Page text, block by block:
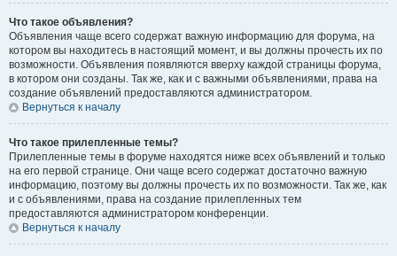
Что такое объявления?
Объявления чаще всего содержат важную информацию для форума, на
котором вы находитесь в настоящий момент, и вы должны прочесть их по
возможности. Объявления появляются вверху каждой страницы форума,
в котором они созданы. Так же, как и с важными объявлениями, права на
создание объявлений предоставляются администратором.
Вернуться к началу
Что такое прилепленные темы?
Прилепленные темы в форуме находятся ниже всех объявлений и только
на его первой странице. Они чаще всего содержат достаточно важную
информацию, поэтому вы должны прочесть их по возможности. Так же, как
и с объявлениями, права на создание прилепленных тем
предоставляются администратором конференции.
Вернуться к началу